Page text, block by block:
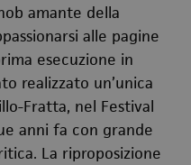
amante della
alle pagine
esecuzione in
realizzato un’unica
Fratta, nel Festival
anni fa con grande
La riproposizione